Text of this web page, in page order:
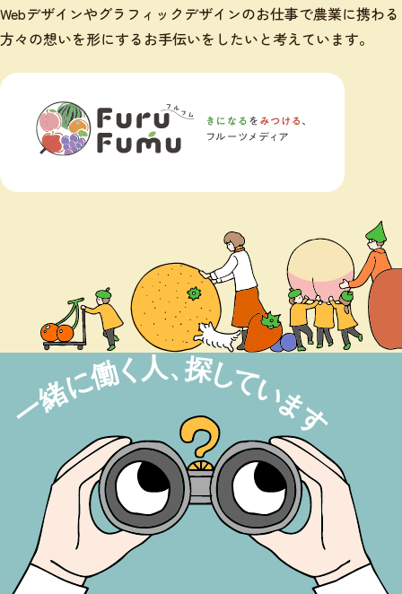
Webデザインやグラフィックデザインのお仕事で農業に携わる
方々の想いを形にするお手伝いをしたいと考えています。